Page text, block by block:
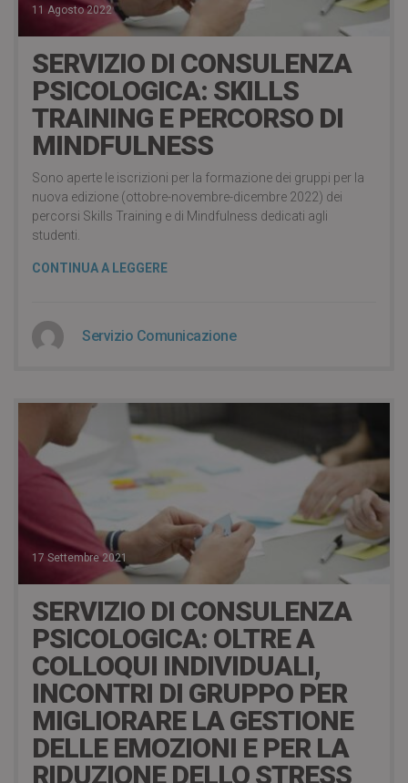
11 Agosto 2022
SERVIZIO DI CONSULENZA
PSICOLOGICA: SKILLS
TRAINING E PERCORSO DI
MINDFULNESS
Sono aperte le iscrizioni per la formazione dei gruppi per la
nuova edizione (ottobre-novembre-dicembre 2022) dei
percorsi Skills Training e di Mindfulness dedicati agli
studenti.
CONTINUA A LEGGERE
Servizio Comunicazione
17 Settembre 2021
SERVIZIO DI CONSULENZA
PSICOLOGICA: OLTRE A
COLLOQUI INDIVIDUALI,
INCONTRI DI GRUPPO PER
MIGLIORARE LA GESTIONE
DELLE EMOZIONI E PER LA
RIDUZIONE DELLO STRESS